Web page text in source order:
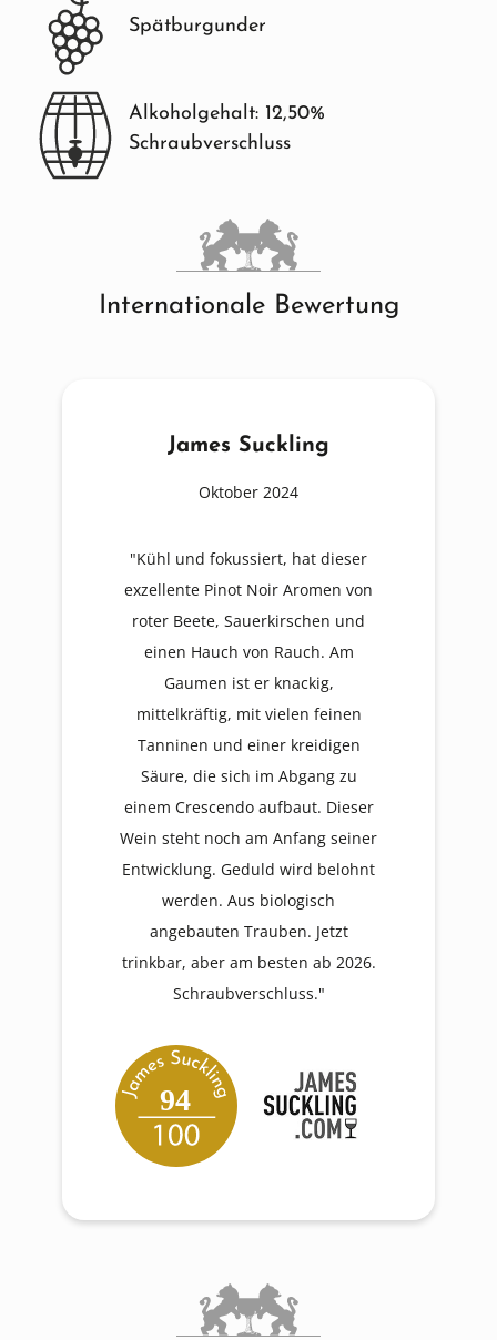
Spätburgunder
Alkoholgehalt: 12,50%
Schraubverschluss
Internationale Bewertung
James Suckling
Oktober 2024
"Kühl und fokussiert, hat dieser
exzellente Pinot Noir Aromen von
roter Beete, Sauerkirschen und
einen Hauch von Rauch. Am
Gaumen ist er knackig,
mittelkräftig, mit vielen feinen
Tanninen und einer kreidigen
Säure, die sich im Abgang zu
einem Crescendo aufbaut. Dieser
Wein steht noch am Anfang seiner
Entwicklung. Geduld wird belohnt
werden. Aus biologisch
angebauten Trauben. Jetzt
trinkbar, aber am besten ab 2026.
Schraubverschluss."
94